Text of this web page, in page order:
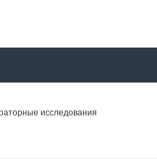
исследования